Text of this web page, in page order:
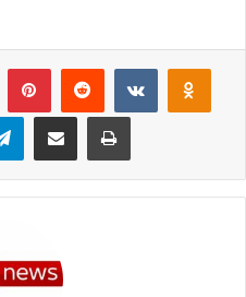
PinterestReddit
Telegram
Share via EmailPrint